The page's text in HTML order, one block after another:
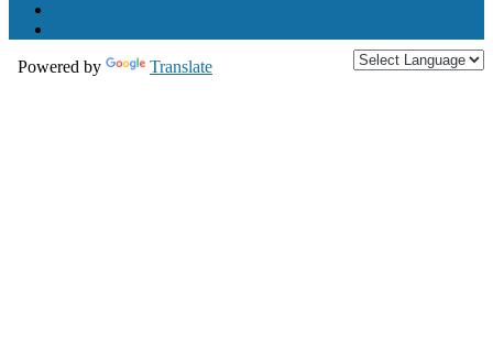
Powered by Translate